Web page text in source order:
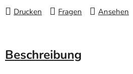
Drucken Fragen Ansehen
Beschreibung